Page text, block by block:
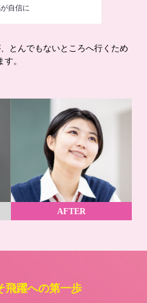
自信に
とんでもないところへ行くため
。
AFTER
飛躍への第一歩